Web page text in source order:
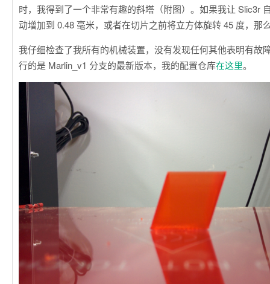
时，我得到了一个非常有趣的斜塔（附图）。如果我让 Slic3r
动增加到 0.48 毫米，或者在切片之前将立方体旋转 45 度，那
我仔细检查了我所有的机械装置，没有发现任何其他表明有故
行的是 Marlin_v1 分支的最新版本，我的配置仓库在这里。